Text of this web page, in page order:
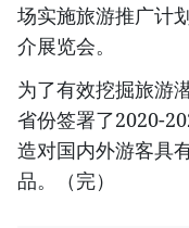
场实施旅游推广计
介展览会。
为了有效挖掘旅游
省份签署了2020-
造对国内外游客具
品。（完）